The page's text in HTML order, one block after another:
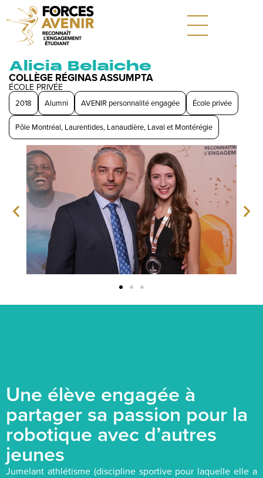
Alicia Belaiche
COLLÈGE RÉGINAS ASSUMPTA
ÉCOLE PRIVÉE
2018 Alumni AVENIR personnalité engagée École privée
Pôle Montréal, Laurentides, Lanaudière, Laval et Montérégie
Une élève engagée à
partager sa passion pour la
robotique avec d’autres
jeunes
Jumelant athlétisme (discipline sportive pour laquelle elle a